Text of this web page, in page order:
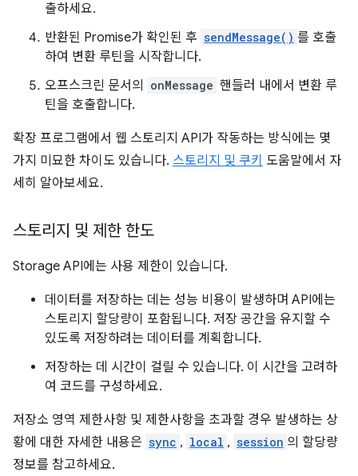
출하세요.
반환된 Promise가 확인된 후 sendMessage() 를 호출
하여 변환 루틴을 시작합니다.
오프스크린 문서의
onMessage 핸들러 내에서 변환 루
틴을 호출합니다.
확장 프로그램에서 웹 스토리지 API가 작동하는 방식에는 몇
가지 미묘한 차이도 있습니다. 스토리지 및 쿠키 도움말에서 자
세히 알아보세요.
스토리지 및 제한 한도
Storage API에는 사용 제한이 있습니다.
데이터를 저장하는 데는 성능 비용이 발생하며 API에는
스토리지 할당량이 포함됩니다. 저장 공간을 유지할 수
있도록 저장하려는 데이터를 계획합니다.
저장하는 데 시간이 걸릴 수 있습니다. 이 시간을 고려하
여 코드를 구성하세요.
저장소 영역 제한사항 및 제한사항을 초과할 경우 발생하는 상
황에 대한 자세한 내용은 sync , local , session 의 할당량
정보를 참고하세요.